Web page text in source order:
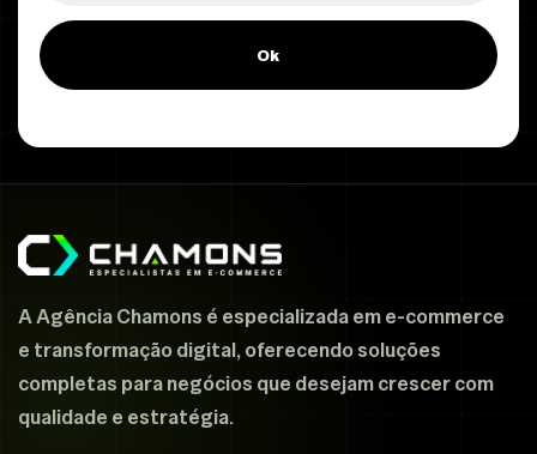
Ok
A Agência Chamons é especializada em e-commerce
e transformação digital, oferecendo soluções
completas para negócios que desejam crescer com
qualidade e estratégia.